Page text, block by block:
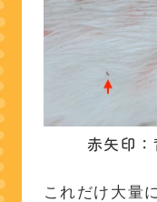
赤矢印
これだけ大量